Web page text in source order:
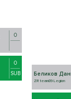
0
0
SUB
Беликов
ZR team89 Legion